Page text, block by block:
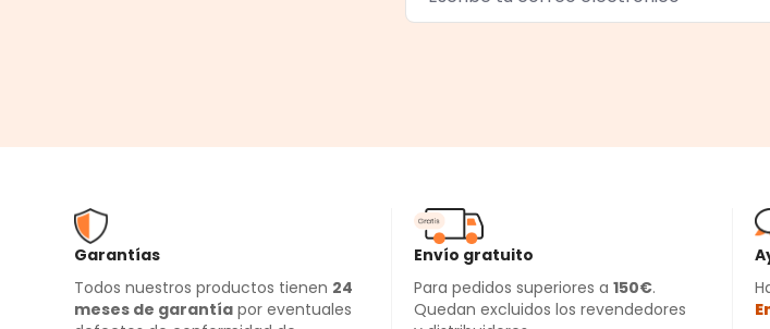
Garantías
Todos nuestros productos tienen 24
meses de garantía por eventuales
Envío gratuito
Para pedidos superiores a150€.
Quedan excluidos los revendedores